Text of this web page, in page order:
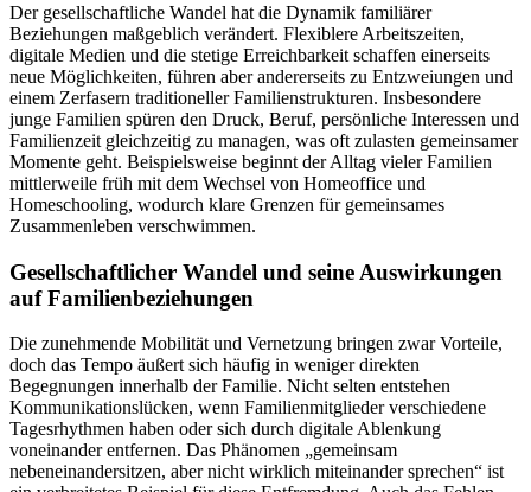
Der gesellschaftliche Wandel hat die Dynamik familiärer
Beziehungen maßgeblich verändert. Flexiblere Arbeitszeiten,
digitale Medien und die stetige Erreichbarkeit schaffen einerseits
neue Möglichkeiten, führen aber andererseits zu Entzweiungen und
einem Zerfasern traditioneller Familienstrukturen. Insbesondere
junge Familien spüren den Druck, Beruf, persönliche Interessen und
Familienzeit gleichzeitig zu managen, was oft zulasten gemeinsamer
Momente geht. Beispielsweise beginnt der Alltag vieler Familien
mittlerweile früh mit dem Wechsel von Homeoffice und
Homeschooling, wodurch klare Grenzen für gemeinsames
Zusammenleben verschwimmen.
Gesellschaftlicher Wandel und seine Auswirkungen
auf Familienbeziehungen
Die zunehmende Mobilität und Vernetzung bringen zwar Vorteile,
doch das Tempo äußert sich häufig in weniger direkten
Begegnungen innerhalb der Familie. Nicht selten entstehen
Kommunikationslücken, wenn Familienmitglieder verschiedene
Tagesrhythmen haben oder sich durch digitale Ablenkung
voneinander entfernen. Das Phänomen „gemeinsam
nebeneinandersitzen, aber nicht wirklich miteinander sprechen“ ist